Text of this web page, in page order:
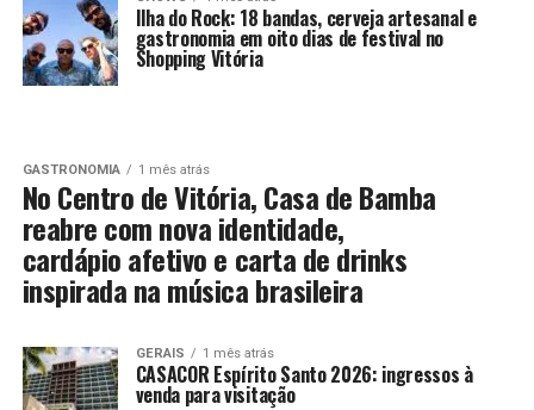
Ilha do Rock: 18 bandas, cerveja artesanal e
gastronomia em oito dias de festival no
Shopping Vitória
GASTRONOMIA 1 mês atrás
No Centro de Vitória, Casa de Bamba
reabre com nova identidade,
cardápio afetivo e carta de drinks
inspirada na música brasileira
GERAIS 1 mês atrás
CASACOR Espírito Santo 2026: ingressos à
venda para visitação